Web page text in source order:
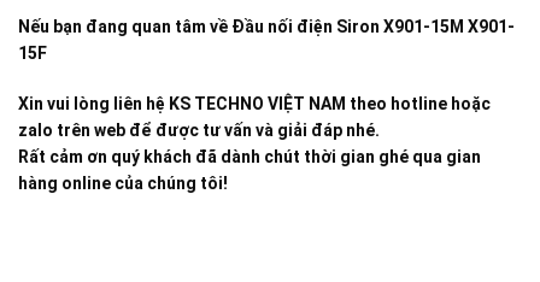
Nếu bạn đang quan tâm về Đầu nối điện Siron X901-15M X901-
15F
Xin vui lòng liên hệ KS TECHNO VIỆT NAM theo hotline hoặc
zalo trên web để được tư vấn và giải đáp nhé.
Rất cảm ơn quý khách đã dành chút thời gian ghé qua gian
hàng online của chúng tôi!